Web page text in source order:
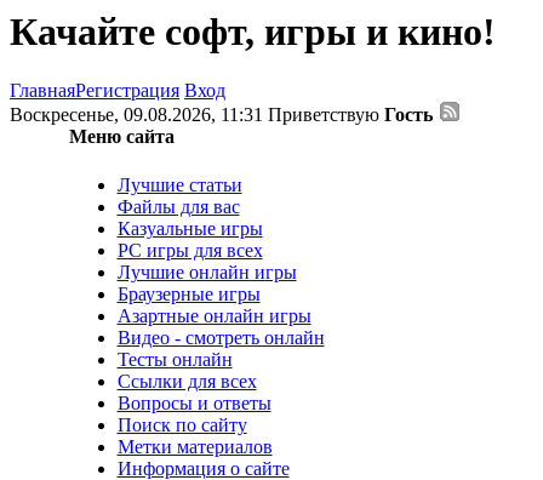
Качайте софт, игры и кино!
ГлавнаяРегистрация Вход
Воскресенье, 09.08.2026, 11:31 Приветствую Гость
Меню сайта
Лучшие статьи
Файлы для вас
Казуальные игры
PC игры для всех
Лучшие онлайн игры
Браузерные игры
Азартные онлайн игры
Видео - смотреть онлайн
Тесты онлайн
Ссылки для всех
Вопросы и ответы
Поиск по сайту
Метки материалов
Информация о сайте